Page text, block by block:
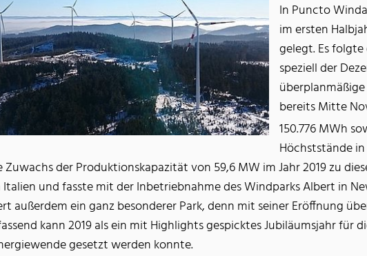
In Puncto
im ersten
gelegt. Es
speziell der
bereits Mitte
150.776 MWh
Höchststände
der Produktionskapazität von 59,6 MW im Jahr 2019 zu
und fasste mit der Inbetriebnahme des Windparks Albert in
außerdem ein ganz besonderer Park, denn mit seiner Eröffnung
kann 2019 als ein mit Highlights gespicktes Jubiläumsjahr
gesetzt werden konnte.